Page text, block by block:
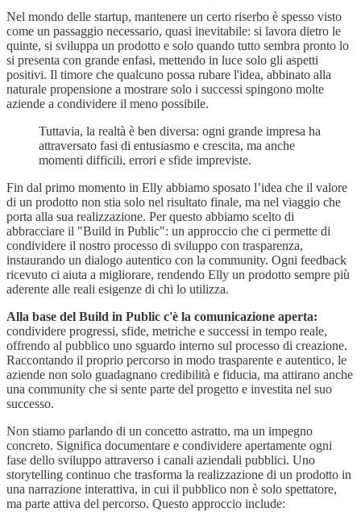
Nel mondo delle startup, mantenere un certo riserbo è spesso visto
come un passaggio necessario, quasi inevitabile: si lavora dietro le
quinte, si sviluppa un prodotto e solo quando tutto sembra pronto lo
si presenta con grande enfasi, mettendo in luce solo gli aspetti
positivi. Il timore che qualcuno possa rubare l'idea, abbinato alla
naturale propensione a mostrare solo i successi spingono molte
aziende a condividere il meno possibile.
Tuttavia, la realtà è ben diversa: ogni grande impresa ha
attraversato fasi di entusiasmo e crescita, ma anche
momenti difficili, errori e sfide impreviste.
Fin dal primo momento in Elly abbiamo sposato l’idea che il valore
di un prodotto non stia solo nel risultato finale, ma nel viaggio che
porta alla sua realizzazione. Per questo abbiamo scelto di
abbracciare il "Build in Public": un approccio che ci permette di
condividere il nostro processo di sviluppo con trasparenza,
instaurando un dialogo autentico con la community. Ogni feedback
ricevuto ci aiuta a migliorare, rendendo Elly un prodotto sempre più
aderente alle reali esigenze di chi lo utilizza.
Alla base del Build in Public c'è la comunicazione aperta:
condividere progressi, sfide, metriche e successi in tempo reale,
offrendo al pubblico uno sguardo interno sul processo di creazione.
Raccontando il proprio percorso in modo trasparente e autentico, le
aziende non solo guadagnano credibilità e fiducia, ma attirano anche
una community che si sente parte del progetto e investita nel suo
successo.
Non stiamo parlando di un concetto astratto, ma un impegno
concreto. Significa documentare e condividere apertamente ogni
fase dello sviluppo attraverso i canali aziendali pubblici. Uno
storytelling continuo che trasforma la realizzazione di un prodotto in
una narrazione interattiva, in cui il pubblico non è solo spettatore,
ma parte attiva del percorso. Questo approccio include: